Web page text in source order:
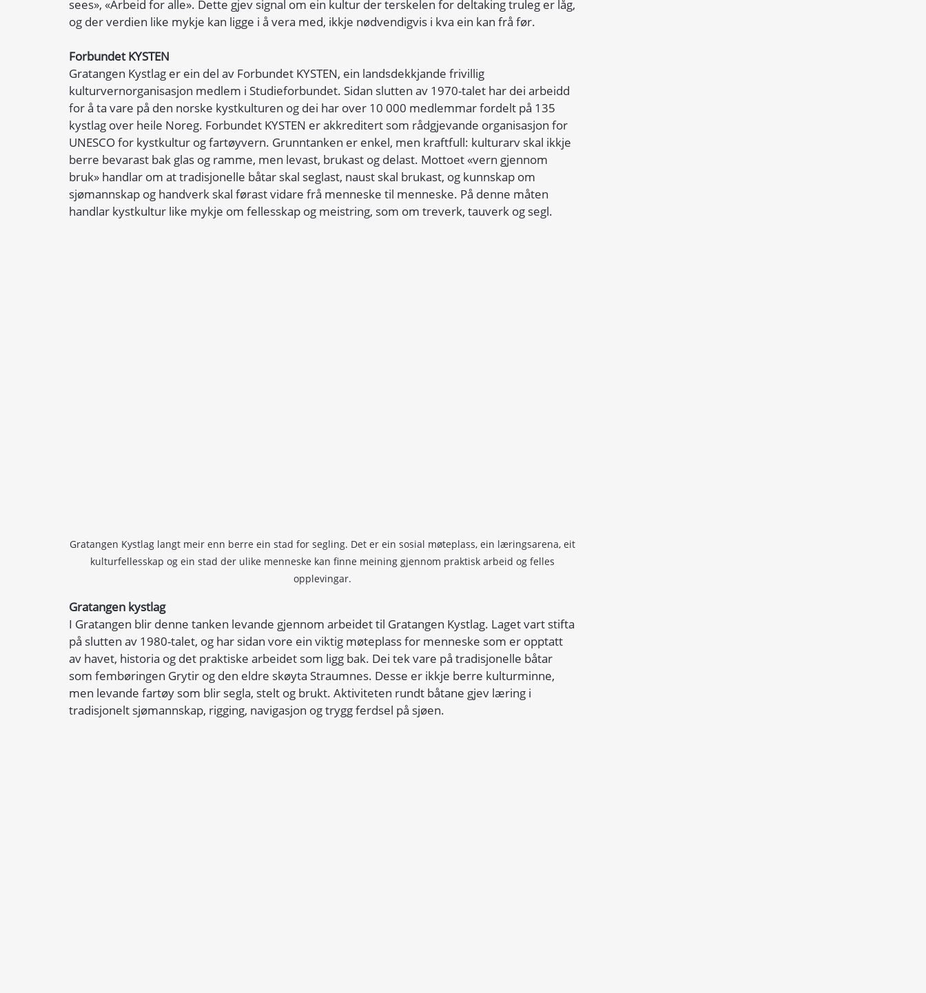
sees», «Arbeid for alle». Dette gjev signal om ein kultur der terskelen for deltaking truleg er låg,
og der verdien like mykje kan ligge i å vera med, ikkje nødvendigvis i kva ein kan frå før.
Forbundet KYSTEN
Gratangen Kystlag er ein del av Forbundet KYSTEN, ein landsdekkjande frivillig
kulturvernorganisasjon medlem i Studieforbundet. Sidan slutten av 1970-talet har dei arbeidd
for å ta vare på den norske kystkulturen og dei har over 10 000 medlemmar fordelt på 135
kystlag over heile Noreg. Forbundet KYSTEN er akkreditert som rådgjevande organisasjon for
UNESCO for kystkultur og fartøyvern. Grunntanken er enkel, men kraftfull: kulturarv skal ikkje
berre bevarast bak glas og ramme, men levast, brukast og delast. Mottoet «vern gjennom
bruk» handlar om at tradisjonelle båtar skal seglast, naust skal brukast, og kunnskap om
sjømannskap og handverk skal førast vidare frå menneske til menneske. På denne måten
handlar kystkultur like mykje om fellesskap og meistring, som om treverk, tauverk og segl.
Gratangen Kystlag langt meir enn berre ein stad for segling. Det er ein sosial møteplass, ein læringsarena, eit
kulturfellesskap og ein stad der ulike menneske kan finne meining gjennom praktisk arbeid og felles
opplevingar.
Gratangen kystlag
I Gratangen blir denne tanken levande gjennom arbeidet til Gratangen Kystlag. Laget vart stifta
på slutten av 1980-talet, og har sidan vore ein viktig møteplass for menneske som er opptatt
av havet, historia og det praktiske arbeidet som ligg bak. Dei tek vare på tradisjonelle båtar
som fembøringen Grytir og den eldre skøyta Straumnes. Desse er ikkje berre kulturminne,
men levande fartøy som blir segla, stelt og brukt. Aktiviteten rundt båtane gjev læring i
tradisjonelt sjømannskap, rigging, navigasjon og trygg ferdsel på sjøen.